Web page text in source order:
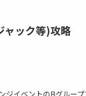
ャック等)攻略
ジイベントのBグループ